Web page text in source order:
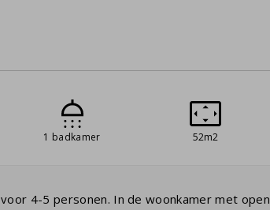
1 badkamer 52m2
voor 4-5 personen. In de woonkamer met open